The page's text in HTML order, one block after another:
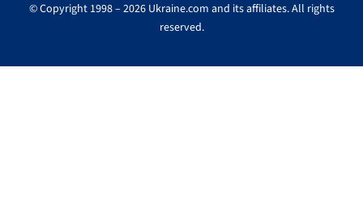
© Copyright 1998 – 2026 Ukraine.com and its affiliates. All rights
reserved.